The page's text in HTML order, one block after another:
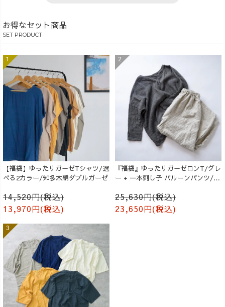
お得なセット商品
SET PRODUCT
【福袋】ゆったりガーゼTシャツ/選
べる2カラー/知多木綿ダブルガーゼ
14,520円(税込)
13,970円(税込)
『福袋』ゆったりガーゼロンT/グレ
ー + 一本刺し子 バルーンパンツ/生
25,630円(税込)
23,650円(税込)